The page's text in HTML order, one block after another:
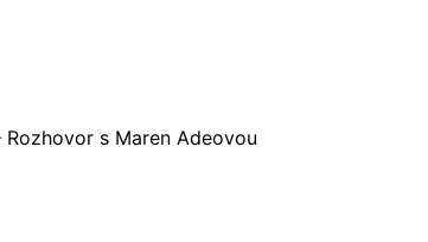
s Maren Adeovou